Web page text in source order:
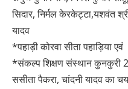
सिदार, निर्मल केरकेट्टा,यशवंत
यादव
*पहाड़ी कोरवा सीता पहाड़िया एवं
*संकल्प शिक्षण संस्थान कुनकुरी
ससीता पैकरा, चांदनी यादव का